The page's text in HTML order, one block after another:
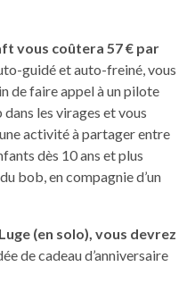
vous coûtera 57 € par
guidé et auto-freiné, vous
de faire appel à un pilote
les virages et vous
activité à partager entre
dès 10 ans et plus
bob, en compagnie d’un
(en solo), vous devrez
de cadeau d’anniversaire